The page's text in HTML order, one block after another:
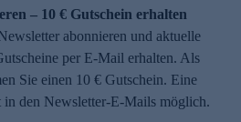
– 10 € Gutschein erhalten
abonnieren und aktuelle
per E-Mail erhalten. Als
Sie einen 10 € Gutschein. Eine
in den Newsletter-E-Mails möglich.